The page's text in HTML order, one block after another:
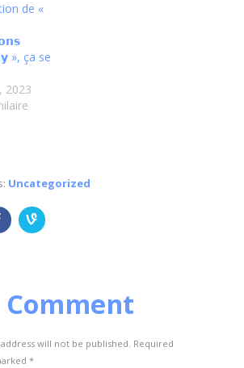
de «
», ça se
2023
Uncategorized
Comment
will not be published. Required
*